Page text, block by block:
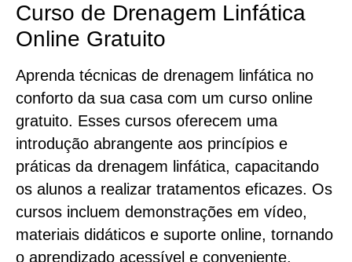
Curso de Drenagem Linfática
Online Gratuito
Aprenda técnicas de drenagem linfática no
conforto da sua casa com um curso online
gratuito. Esses cursos oferecem uma
introdução abrangente aos princípios e
práticas da drenagem linfática, capacitando
os alunos a realizar tratamentos eficazes. Os
cursos incluem demonstrações em vídeo,
materiais didáticos e suporte online, tornando
o aprendizado acessível e conveniente.